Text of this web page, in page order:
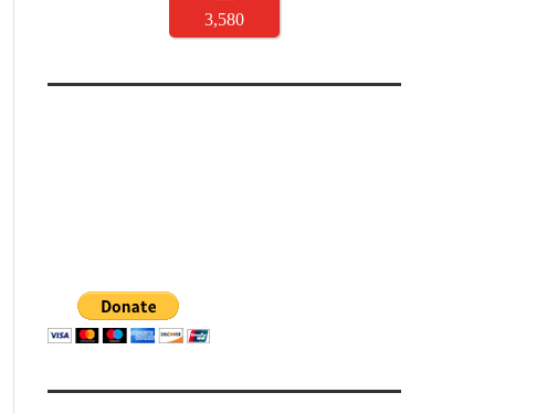
3,580